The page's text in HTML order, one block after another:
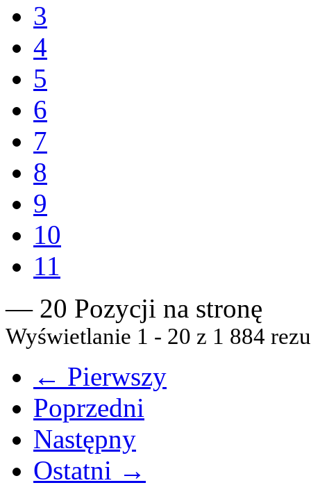
3
4
5
6
7
8
9
10
11
— 20 Pozycji na stronę
Wyświetlanie 1 - 20 z 1 884
← Pierwszy
Poprzedni
Następny
Ostatni →